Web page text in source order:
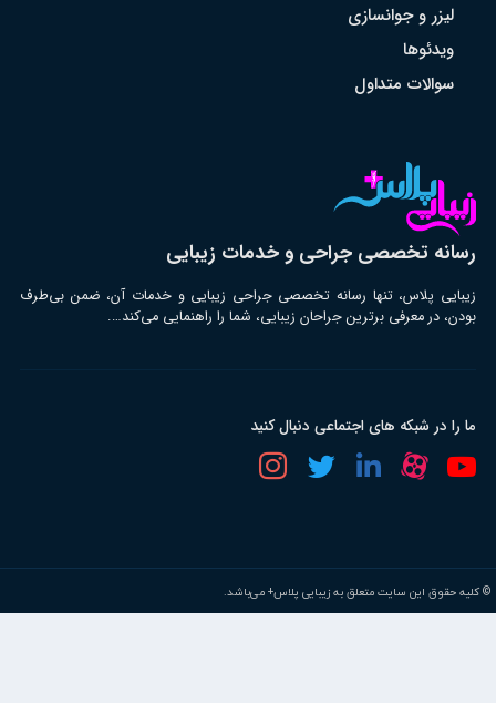
لیزر و جوانسازی
ویدئوها
سوالات متداول
رسانه تخصصی جراحی و خدمات زیبایی
زیبایی پلاس، تنها رسانه تخصصی جراحی زیبایی و خدمات آن، ضمن بی‌طرف
بودن، در معرفی برترین جراحان زیبایی، شما را راهنمایی می‌کند….
ما را در شبکه های اجتماعی دنبال کنید
© کلیه حقوق این سایت متعلق به زیبایی پلاس+ می‌باشد.